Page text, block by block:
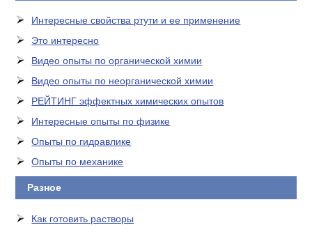
Интересные свойства ртути и ее применение
Это интересно
Видео опыты по органической химии
Видео опыты по неорганической химии
РЕЙТИНГ эффектных химических опытов
Интересные опыты по физике
Опыты по гидравлике
Опыты по механике
Разное
Как готовить растворы